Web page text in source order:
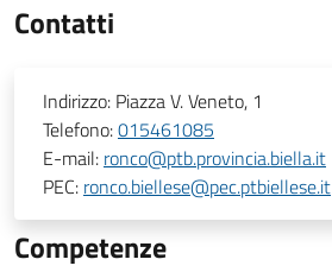
Contatti
Indirizzo: Piazza V. Veneto, 1
Telefono:015461085
E-mail: ronco@ptb.provincia.biella.it
PEC: ronco.biellese@pec.ptbiellese.it
Competenze